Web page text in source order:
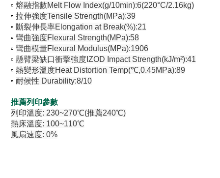
▫︎ 熔融指數Melt Flow Index(g/10min):6(220°C/2.16kg)
▫︎ 拉伸強度Tensile Strength(MPa):39
▫︎ 斷裂伸長率Elongation at Break(%):21
▫︎ 彎曲強度Flexural Strength(MPa):58
▫︎ 彎曲模量Flexural Modulus(MPa):1906
▫︎ 懸臂梁缺口衝擊強度IZOD Impact Strength(kJ/m²):41
▫︎ 熱變形溫度Heat Distortion Temp(℃,0.45MPa):89
▫︎ 耐候性 Durability:8/10
推薦列印參數
列印溫度: 230~270℃(推薦240℃)
熱床溫度: 100~110℃
風扇速度: 0%